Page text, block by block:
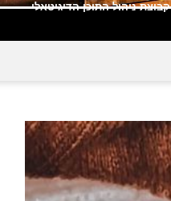
קבוצת ניהול התוכן הדיגיטאלי